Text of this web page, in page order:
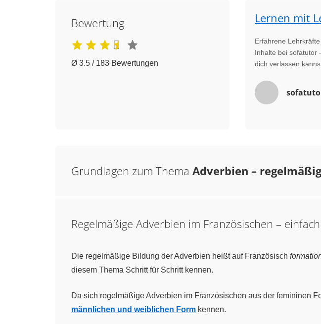
Bewertung
Ø 3.5 / 183 Bewertungen
Lernen mit
Erfahrene
Inhalte bei sofatutor
dich verlassen
Grundlagen zum Thema Adverbien –
Regelmäßige Adverbien im Französischen –
Die regelmäßige Bildung der Adverbien heißt auf Französisch
diesem Thema Schritt für Schritt kennen.
Da sich regelmäßige Adverbien im Französischen aus der femininen
männlichen und weiblichen Form kennen.